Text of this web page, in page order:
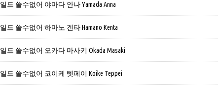
일드 쓸수없어 야마다 안나 Yamada Anna
일드 쓸수없어 하마노 겐타 Hamano Kenta
일드 쓸수없어 오카다 마사키 Okada Masaki
일드 쓸수없어 코이케 텟페이 Koike Teppei